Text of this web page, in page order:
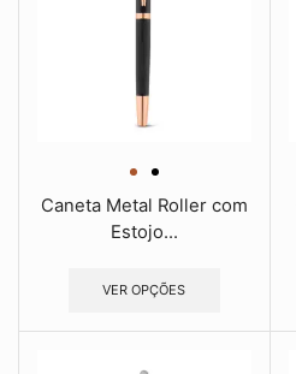
Caneta Metal Roller com
Estojo...
VER OPÇÕES